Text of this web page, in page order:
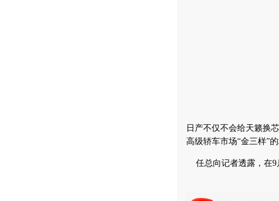
日产不仅不会给天籁换
高级轿车市场“金三样”的
任总向记者透露，在9